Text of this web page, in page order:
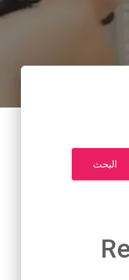
البحث